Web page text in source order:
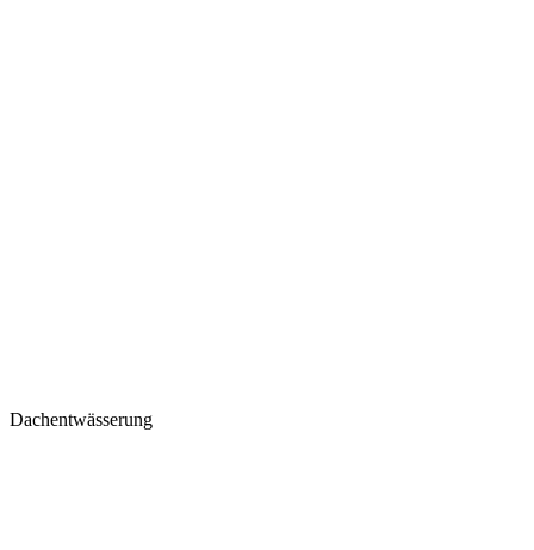
Dachentwässerung